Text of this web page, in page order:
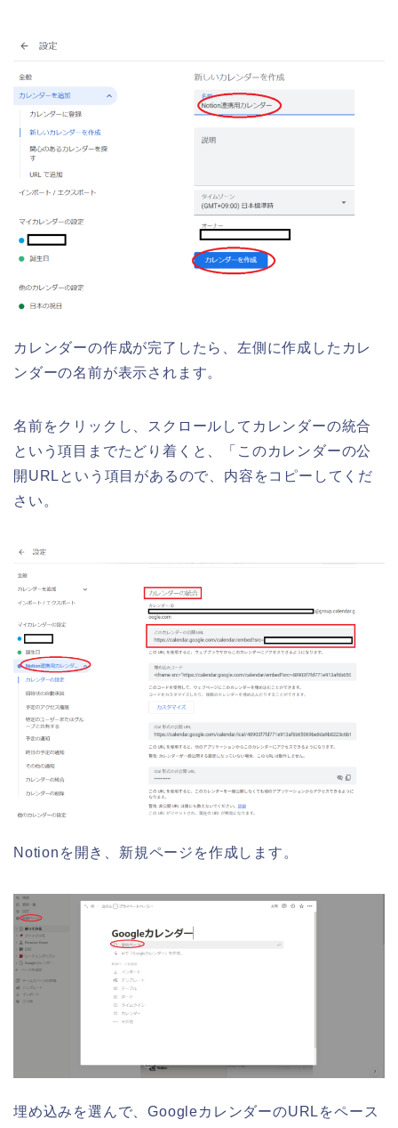
カレンダーの作成が完了したら、左側に作成したカレ
ンダーの名前が表示されます。
名前をクリックし、スクロールしてカレンダーの統合
という項目までたどり着くと、「このカレンダーの公
開URLという項目があるので、内容をコピーしてくだ
さい。
Notionを開き、新規ページを作成します。
埋め込みを選んで、GoogleカレンダーのURLをペース